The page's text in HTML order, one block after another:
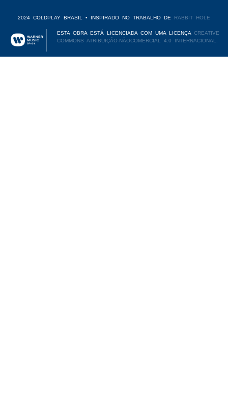
2024 COLDPLAY BRASIL • INSPIRADO NO TRABALHO DE RABBIT HOLE
ESTA OBRA ESTÁ LICENCIADA COM UMA LICENÇACREATIVE
COMMONS ATRIBUIÇÃO-NÃOCOMERCIAL 4.0 INTERNACIONAL.